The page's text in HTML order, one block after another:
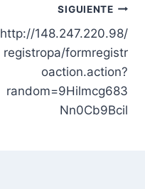
SIGUIENTE
http://148.247.220.98/
registropa/formregistr
oaction.action?
random=9Hilmcg683
Nn0Cb9Bcil